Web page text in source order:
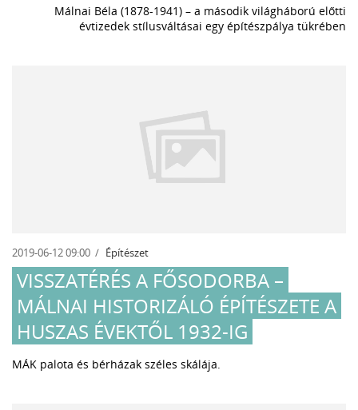
Málnai Béla (1878-1941) – a második világháború előtti
évtizedek stílusváltásai egy építészpálya tükrében
2019-06-12 09:00 Építészet
VISSZATÉRÉS A FŐSODORBA –
MÁLNAI HISTORIZÁLÓ ÉPÍTÉSZETE A
HUSZAS ÉVEKTŐL 1932-IG
MÁK palota és bérházak széles skálája.